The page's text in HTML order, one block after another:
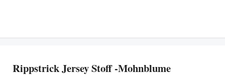
Rippstrick Jersey Stoff -Mohnblume